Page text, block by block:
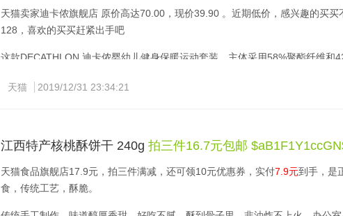
由于AKG的方案是大的声音导管套小的声音导管，在开口调音，这样可以把体积
要求极高，所以手工打造的机身细致尤甚。参数方面天赋异禀：频响范围为
天猫卖家迪卡侬旗舰店 原价高达70.00，现价39.90 。近期低价，感兴趣的买买
128，喜欢的买买赶紧出手吧
这款DECATHLON 迪卡侬婴幼儿健身保暖运动套装，主体采用58%聚酯纤维和
适、弹性面料、穿脱方便、耐洗涤、运动自如，适用于儿童体能运动、体育课
天猫
2019/12/31 23:34:21
江西特产核桃酥饼干 240g 拍三件16.7元包邮
天猫食品旗舰店17.9元，拍三件满减，还可领10元优惠券，实付7.9元到手，是
食，传统工艺，酥脆。